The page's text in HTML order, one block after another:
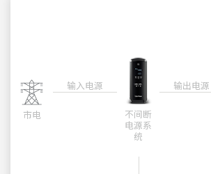
市电
输入电源
不间断
电源系
统
输出电源